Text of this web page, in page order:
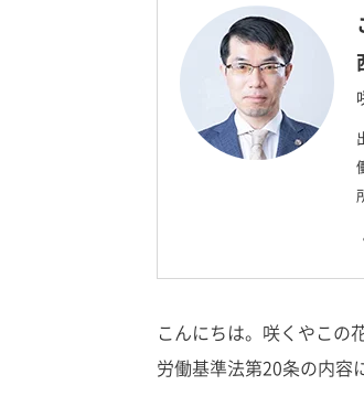
こんにちは。咲くやこの
労働基準法第20条の内容